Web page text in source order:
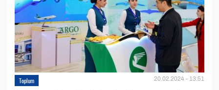
Toplum 20.02.2024 - 13:51